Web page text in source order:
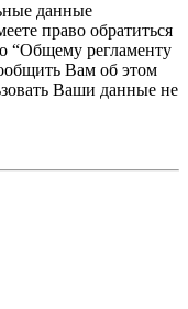
данные
право обратиться
“Общему регламенту
Вам об этом
Ваши данные не